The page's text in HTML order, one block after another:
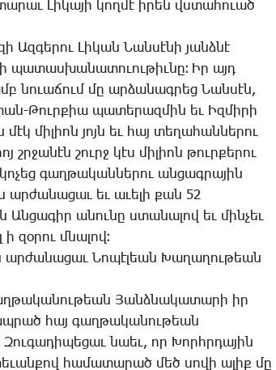
­Լի­կա­յի կող­մէ ի­րեն վստա­հո­ւած
Ազ­գե­րու ­Լի­կան ­Նան­սէ­նի յանձ­նէ
պա­տաս­խա­նա­տո­ւու­թիւ­նը։ Իր այդ
նո­ւա­ճում մը ար­ձա­նագ­րեց ­Նան­սէն,
­Թուր­քիա պա­տե­րազ­մին եւ Իզ­մի­րի
մի­լիոն յոյն եւ հայ տե­ղա­հան­նե­րու
շուրջ կէս մի­լիոն թուր­քե­րու
գաղ­թա­կան­նե­րու ան­ցագ­րա­յին
ար­ժա­նա­ցաւ եւ ա­ւե­լի քան 52
Ան­ցա­գիր ա­նու­նը ստա­նա­լով եւ մին­չեւ
զօ­րու մնա­լով։
ար­ժա­նա­ցաւ ­Նո­պէ­լեան ­Խա­ղա­ղու­թեան
­Յանձ­նա­կա­տա­րի իր
հայ գաղ­թա­կա­նու­թեան
նաեւ, որ ­Խորհր­դա­յին
հա­մա­տա­րած մեծ սո­վի ա­լիք մը